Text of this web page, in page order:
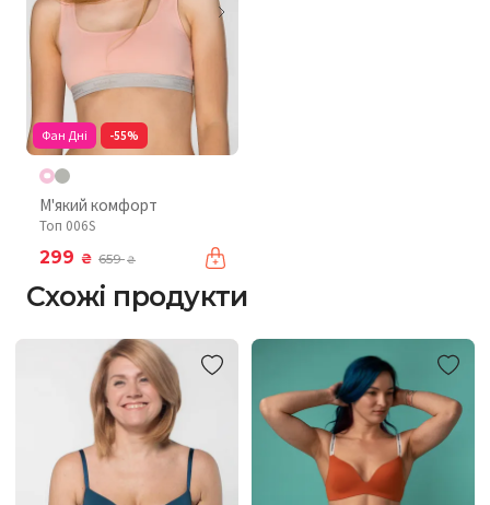
Фан Дні -55%
М'який комфорт
Топ 006S
299 ₴ 659₴
Схожі продукти